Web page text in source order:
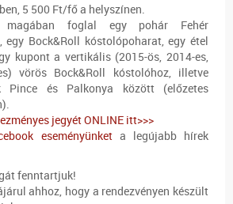
5 500 Ft/fő a helyszínen.
foglal egy pohár Fehér
egy Bock&Roll kóstolópoharat, egy étel
kupont a vertikális (2015-ös, 2014-es,
vörös Bock&Roll kóstolóhoz, illetve
és Palkonya között (előzetes
jegyét ONLINE itt>>>
eseményünketa legújabb hírek
fenntartjuk!
ahhoz, hogy a rendezvényen készült